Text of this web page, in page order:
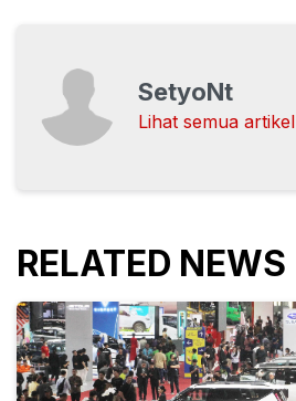
SetyoNt
Lihat semua artikel
RELATED NEWS